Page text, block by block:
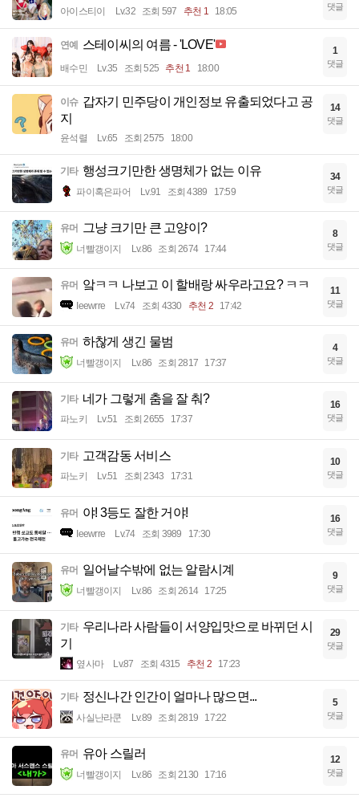
아이스티이 Lv.32 조회 597 추천 1 18:05 댓글
연예 스테이씨의 여름 - 'LOVE'
배수민 Lv.35 조회 525 추천 1 18:00
1
댓글
이슈 갑자기 민주당이 개인정보 유출되었다고 공
지
윤석렬 Lv.65 조회 2575 18:00
14
댓글
기타 행성크기만한 생명체가 없는 이유
파이혹은파어 Lv.91 조회 4389 17:59
34
댓글
유머 그냥 크기만 큰 고양이?
너빨갱이지 Lv.86 조회 2674 17:44
8
댓글
유머 앜ㅋㅋ 나보고 이 할배랑 싸우라고요? ㅋㅋ
Ieewrre Lv.74 조회 4330 추천 2 17:42
11
댓글
유머 하찮게 생긴 물범
너빨갱이지 Lv.86 조회 2817 17:37
4
댓글
기타 네가 그렇게 춤을 잘 춰?
파노키 Lv.51 조회 2655 17:37
16
댓글
기타 고객감동 서비스
파노키 Lv.51 조회 2343 17:31
10
댓글
유머 야! 3등도 잘한 거야!
Ieewrre Lv.74 조회 3989 17:30
16
댓글
유머 일어날수밖에 없는 알람시계
너빨갱이지 Lv.86 조회 2614 17:25
9
댓글
기타 우리나라 사람들이 서양입맛으로 바뀌던 시
기
옆사마 Lv.87 조회 4315 추천 2 17:23
29
댓글
기타 정신나간 인간이 얼마나 많으면...
사실난라쿤 Lv.89 조회 2819 17:22
5
댓글
유머 유아 스릴러
너빨갱이지 Lv.86 조회 2130 17:16
12
댓글